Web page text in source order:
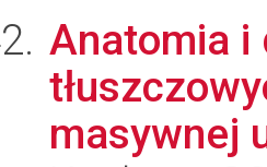
Anatomia i
masywnej